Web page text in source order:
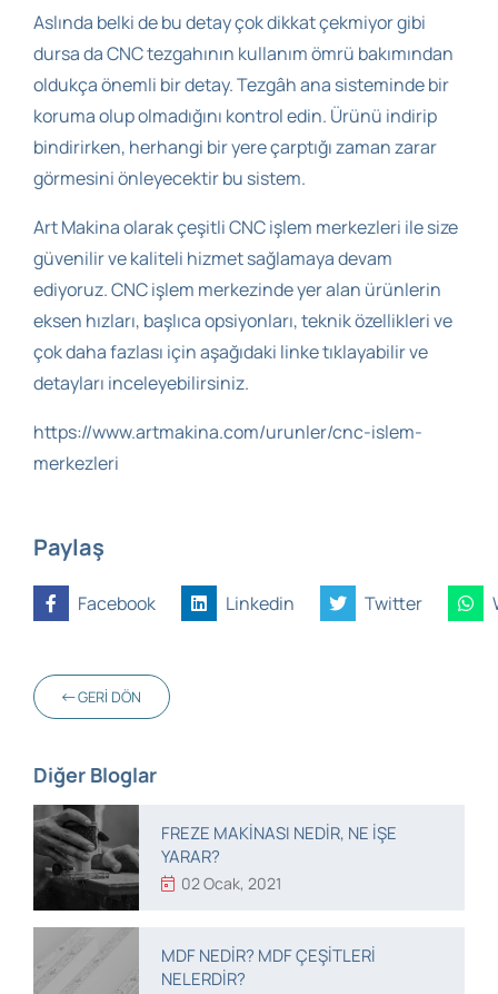
Aslında belki de bu detay çok dikkat çekmiyor gibi
dursa da CNC tezgahının kullanım ömrü bakımından
oldukça önemli bir detay. Tezgâh ana sisteminde bir
koruma olup olmadığını kontrol edin. Ürünü indirip
bindirirken, herhangi bir yere çarptığı zaman zarar
görmesini önleyecektir bu sistem.
Art Makina olarak çeşitli CNC işlem merkezleri ile size
güvenilir ve kaliteli hizmet sağlamaya devam
ediyoruz. CNC işlem merkezinde yer alan ürünlerin
eksen hızları, başlıca opsiyonları, teknik özellikleri ve
çok daha fazlası için aşağıdaki linke tıklayabilir ve
detayları inceleyebilirsiniz.
https://www.artmakina.com/urunler/cnc-islem-
merkezleri
Paylaş
Facebook Linkedin Twitter
GERI DÖN
Diğer Bloglar
FREZE MAKINASI NEDIR, NE IŞE
YARAR?
02 Ocak, 2021
MDF NEDIR? MDF ÇEŞITLERI
NELERDIR?